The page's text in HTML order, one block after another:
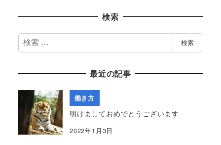
検索
検
索
検索
最近の記事
働き方
明けましておめでとうございます
2022年1月3日